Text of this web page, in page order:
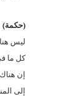
(حكمة)
ليس
كل ما
إن
إلى